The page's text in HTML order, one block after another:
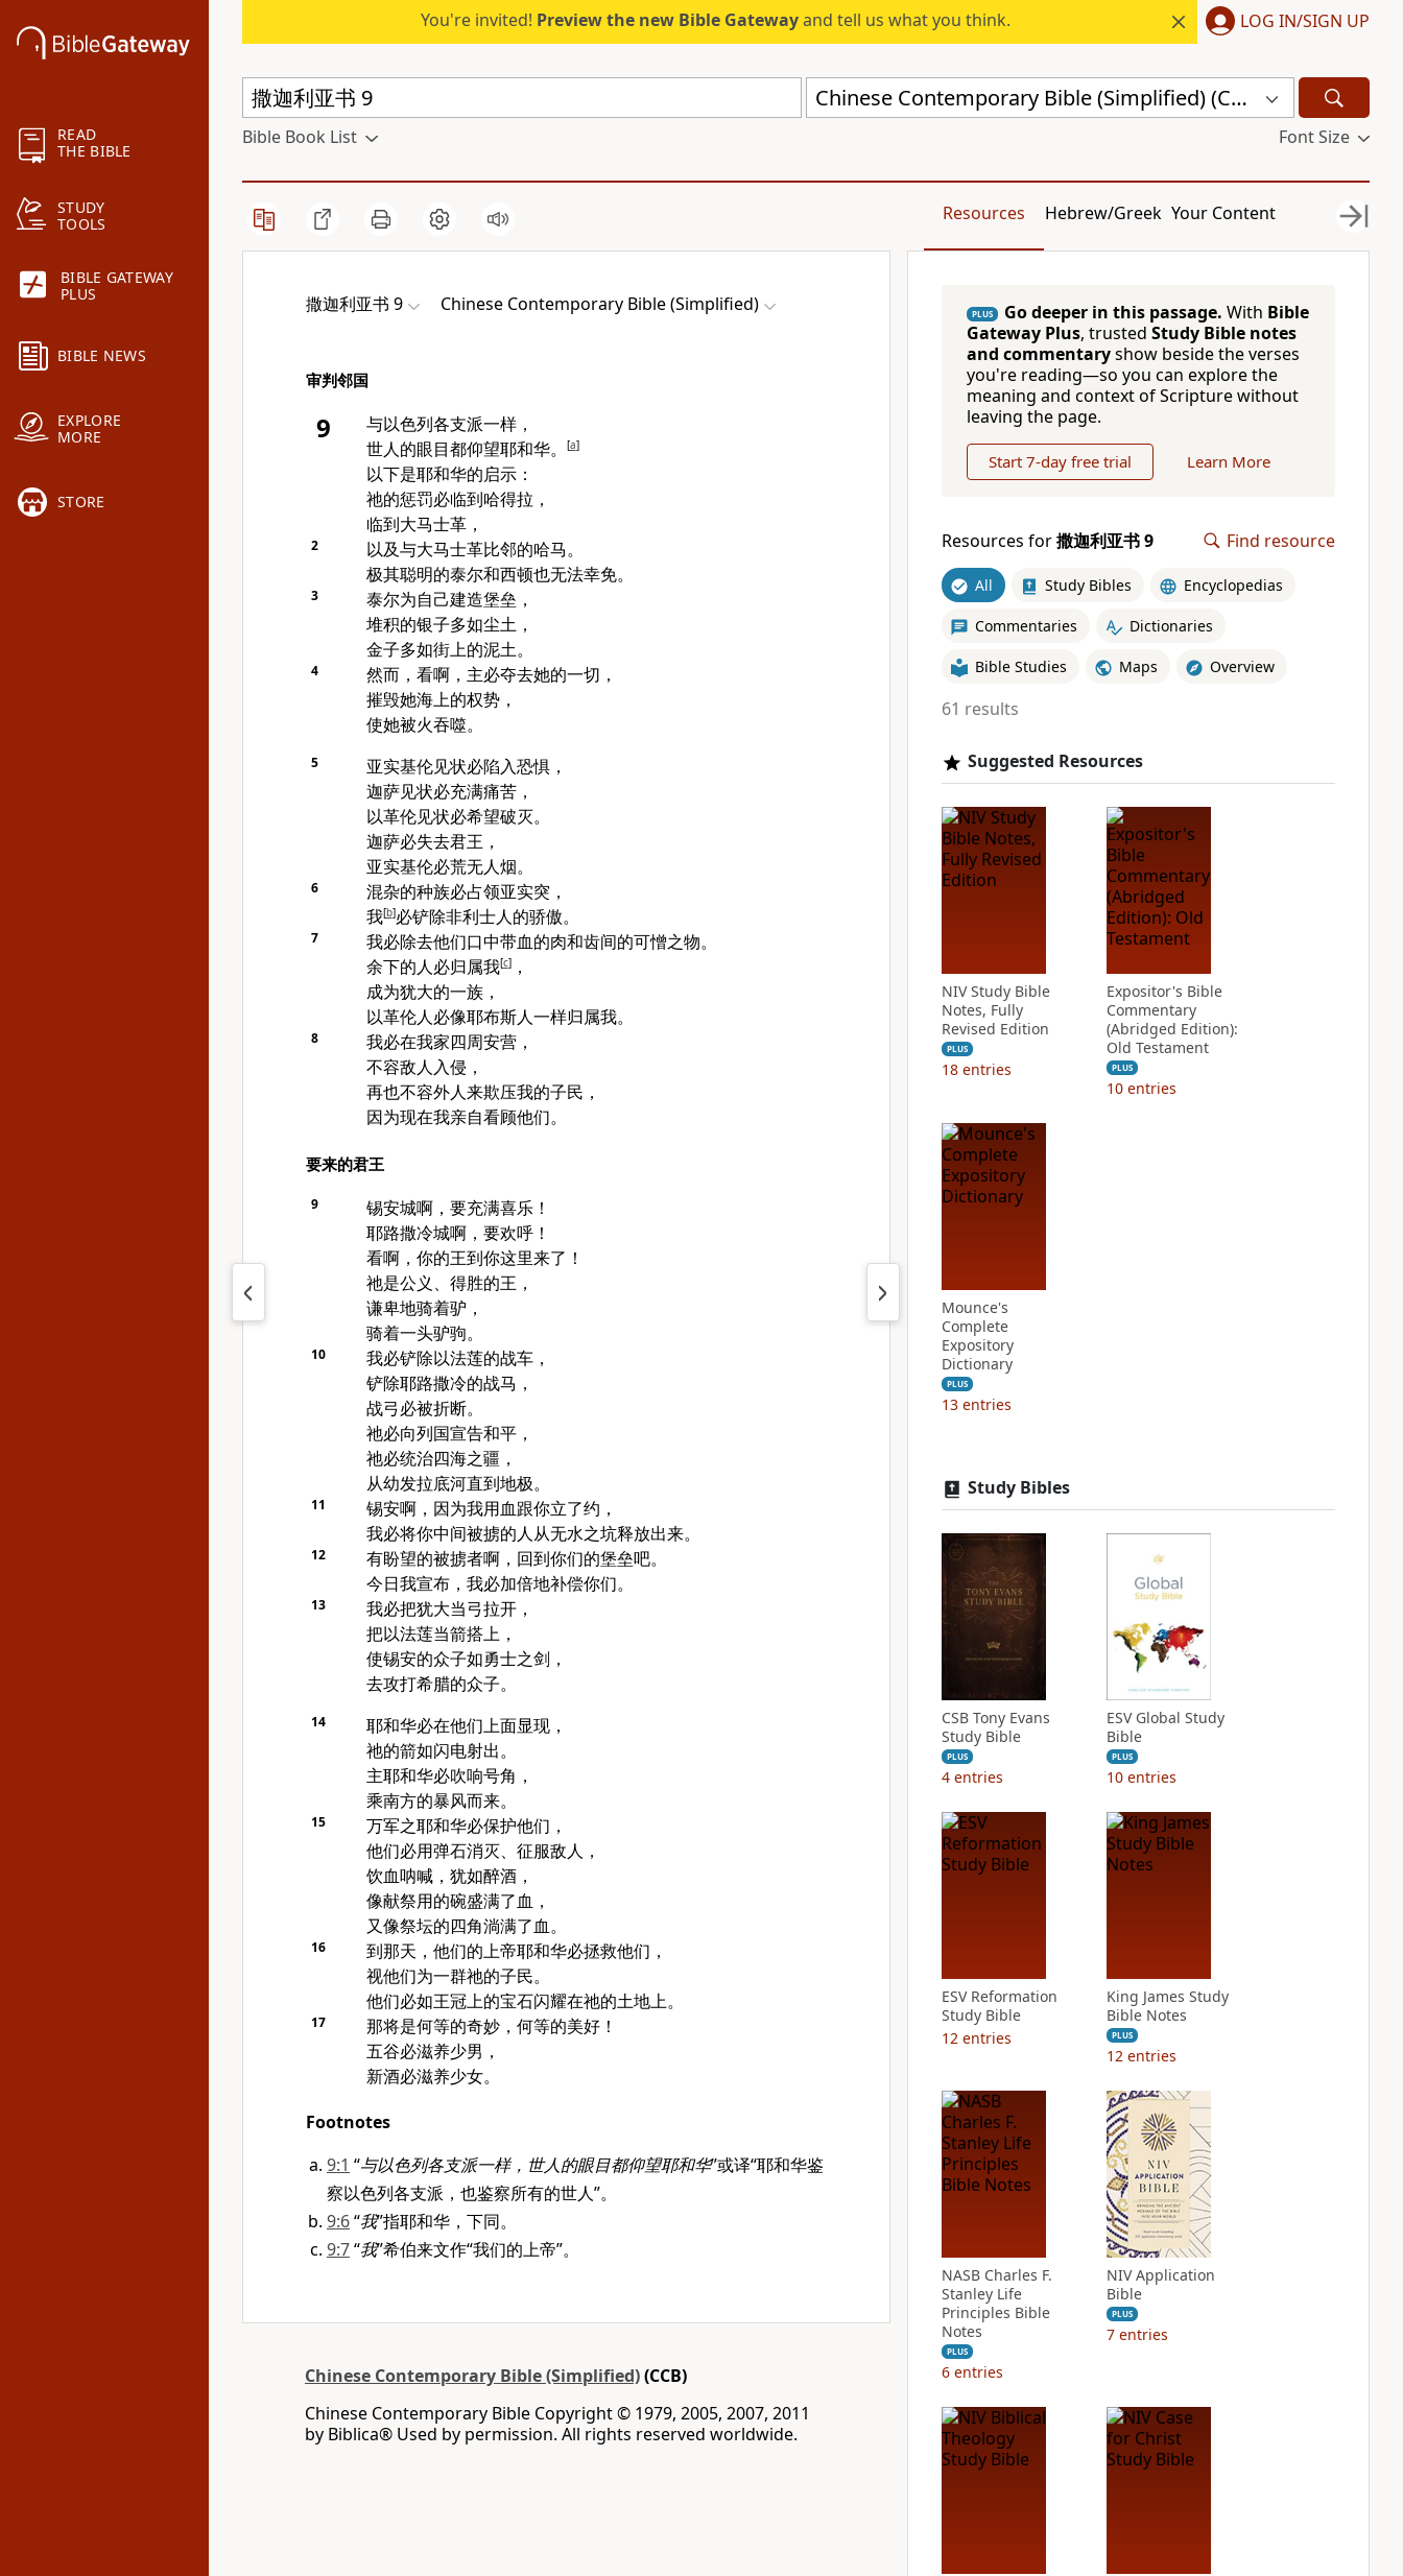
READ
THE BIBLE
STUDY
TOOLS
BIBLE GATEWAY
PLUS
BIBLE NEWS
EXPLORE
MORE
STORE
You're invited! Preview the new Bible Gatewayand tell us what you think. LOG IN/SIGN UP
Chinese Contemporary Bible (Simplified) (CCB)
Bible Book List Font Size
Resources Hebrew/Greek Your Content
撒迦利亚书 9 Chinese Contemporary Bible (Simplified)
审判邻国
9
与以色列各支派一样，
世人的眼目都仰望耶和华。
[a]
以下是耶和华的启示：
祂的惩罚必临到哈得拉，
临到大马士革，
2
以及与大马士革比邻的哈马。
极其聪明的泰尔和西顿也无法幸免。
3
泰尔为自己建造堡垒，
堆积的银子多如尘土，
金子多如街上的泥土。
4
然而，看啊，主必夺去她的一切，
摧毁她海上的权势，
使她被火吞噬。
5
亚实基伦见状必陷入恐惧，
迦萨见状必充满痛苦，
以革伦见状必希望破灭。
迦萨必失去君王，
亚实基伦必荒无人烟。
6
混杂的种族必占领亚实突，
我[b]必铲除非利士人的骄傲。
7
我必除去他们口中带血的肉和齿间的可憎之物。
余下的人必归属我[c]，
成为犹大的一族，
以革伦人必像耶布斯人一样归属我。
8
我必在我家四周安营，
不容敌人入侵，
再也不容外人来欺压我的子民，
因为现在我亲自看顾他们。
要来的君王
9
锡安城啊，要充满喜乐！
耶路撒冷城啊，要欢呼！
看啊，你的王到你这里来了！
祂是公义、得胜的王，
谦卑地骑着驴，
骑着一头驴驹。
10
我必铲除以法莲的战车，
铲除耶路撒冷的战马，
战弓必被折断。
祂必向列国宣告和平，
祂必统治四海之疆，
从幼发拉底河直到地极。
11
锡安啊，因为我用血跟你立了约，
我必将你中间被掳的人从无水之坑释放出来。
12
有盼望的被掳者啊，回到你们的堡垒吧。
今日我宣布，我必加倍地补偿你们。
13
我必把犹大当弓拉开，
把以法莲当箭搭上，
使锡安的众子如勇士之剑，
去攻打希腊的众子。
14
耶和华必在他们上面显现，
祂的箭如闪电射出。
主耶和华必吹响号角，
乘南方的暴风而来。
15
万军之耶和华必保护他们，
他们必用弹石消灭、征服敌人，
饮血呐喊，犹如醉酒，
像献祭用的碗盛满了血，
又像祭坛的四角淌满了血。
16
到那天，他们的上帝耶和华必拯救他们，
视他们为一群祂的子民。
他们必如王冠上的宝石闪耀在祂的土地上。
17
那将是何等的奇妙，何等的美好！
五谷必滋养少男，
新酒必滋养少女。
Footnotes
9:1 “与以色列各支派一样，世人的眼目都仰望耶和华”或译“耶和华鉴
察以色列各支派，也鉴察所有的世人”。
9:6“我”指耶和华，下同。
9:7“我”希伯来文作“我们的上帝”。
Chinese Contemporary Bible (Simplified)(CCB)
Chinese Contemporary Bible Copyright © 1979, 2005, 2007, 2011
by Biblica® Used by permission. All rights reserved worldwide.
PLUS Go deeper in this passage. With Bible
Gateway Plus, trusted Study Bible notes
and commentaryshow beside the verses
you're reading—so you can explore the
meaning and context of Scripture without
leaving the page.
Start 7-day free trial Learn More
Resources for撒迦利亚书 9 Find resource
All Study Bibles Encyclopedias
Commentaries Dictionaries
Bible Studies Maps Overview
61 results
Suggested Resources
NIV Study Bible
Notes, Fully
Revised Edition
PLUS
18 entries
Expositor's Bible
Commentary
(Abridged Edition):
Old Testament
PLUS
10 entries
Mounce's
Complete
Expository
Dictionary
PLUS
13 entries
Study Bibles
CSB Tony Evans
Study Bible
PLUS
4 entries
ESV Global Study
Bible
PLUS
10 entries
ESV Reformation
Study Bible
12 entries
King James Study
Bible Notes
PLUS
12 entries
NASB Charles F.
Stanley Life
Principles Bible
Notes
PLUS
6 entries
NIV Application
Bible
PLUS
7 entries